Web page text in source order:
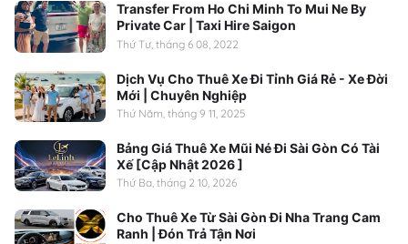
Transfer From Ho Chi Minh To Mui Ne By
Private Car | Taxi Hire Saigon
Thứ Tư, tháng 6 08, 2022
Dịch Vụ Cho Thuê Xe Đi Tỉnh Giá Rẻ - Xe Đời
Mới | Chuyên Nghiệp
Thứ Năm, tháng 9 11, 2025
Bảng Giá Thuê Xe Mũi Né Đi Sài Gòn Có Tài
Xế [Cập Nhật 2026 ]
Thứ Ba, tháng 2 10, 2026
Cho Thuê Xe Từ Sài Gòn Đi Nha Trang Cam
Ranh | Đón Trả Tận Nơi